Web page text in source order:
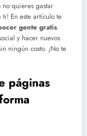
no quieres gastar
En este artículo te
gente gratis.
y hacer nuevos
ningún costo. ¡No te
páginas